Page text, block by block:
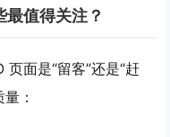
值得关注？
面是“留客”还是“赶
：